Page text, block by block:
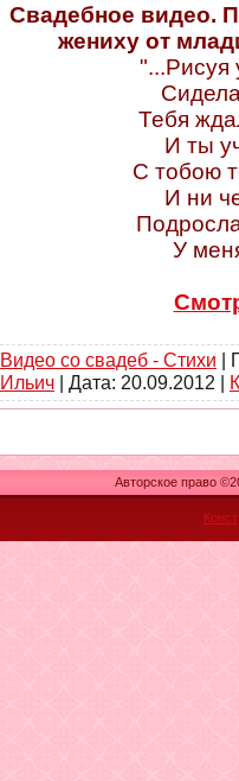
Свадебное видео.
жениху от
"...Рисуя
Тебя
И ты
С тобою
И ни
У
Видео со свадеб - Стихи |
Ильич | Дата: 20.09.2012 |
Авторское право